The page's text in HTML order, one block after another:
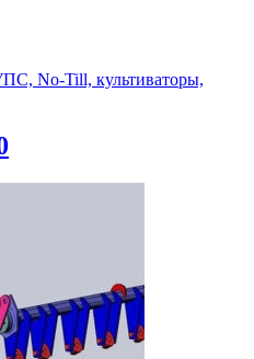
No-Till, культиваторы,